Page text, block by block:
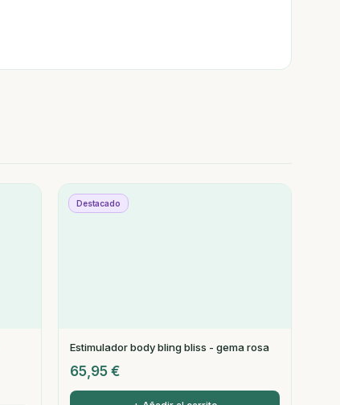
Destacado
Estimulador body bling bliss - gema rosa
65,95 €